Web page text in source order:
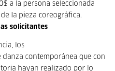
a la persona seleccionada
la pieza coreográfica.
solicitantes
los
contemporánea que con
hayan realizado por lo